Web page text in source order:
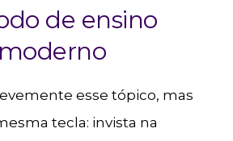
de ensino
moderno
esse tópico, mas
tecla: invista na